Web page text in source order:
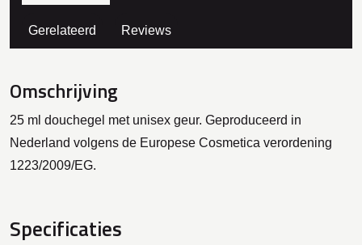
Gerelateerd Reviews
Omschrijving
25 ml douchegel met unisex geur. Geproduceerd in
Nederland volgens de Europese Cosmetica verordening
1223/2009/EG.
Specificaties